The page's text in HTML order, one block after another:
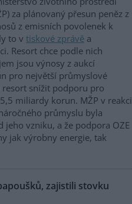
za plánovaný přesun peněz z
z emisních povolenek k
to v tiskové zprávě a
Resort chce podle nich
jsou výnosy z aukcí
pro největší průmyslové
snížit podporu pro
miliardy korun. MŽP v reakci
průmyslu byla
vzniku, a že podpora OZE
jak výrobny energie, tak
zajistili stovku